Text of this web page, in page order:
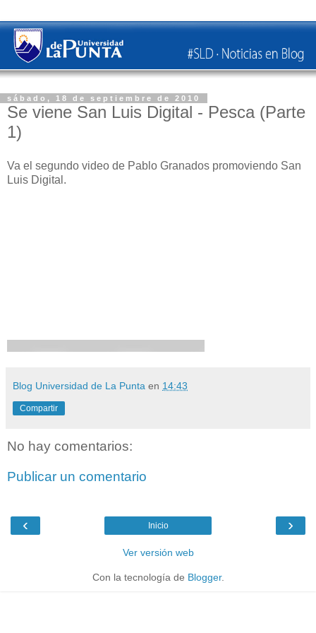
sábado, 18 de septiembre de 2010
Se viene San Luis Digital - Pesca (Parte
1)
Va el segundo video de Pablo Granados promoviendo San
Luis Digital.
Blog Universidad de La Punta en 14:43
Compartir
No hay comentarios:
Publicar un comentario
‹ ›
Inicio
Ver versión web
Con la tecnología de Blogger.